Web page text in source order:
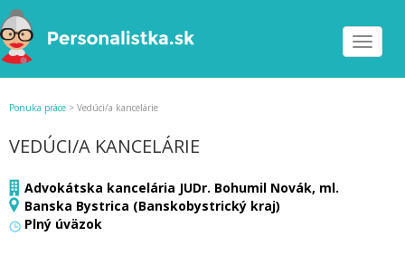
Toggle
Ponuka práce > Vedúci/a kancelárie
VEDÚCI/A KANCELÁRIE
Advokátska kancelária JUDr. Bohumil Novák, ml.
Banska Bystrica (Banskobystrický kraj)
Plný úväzok